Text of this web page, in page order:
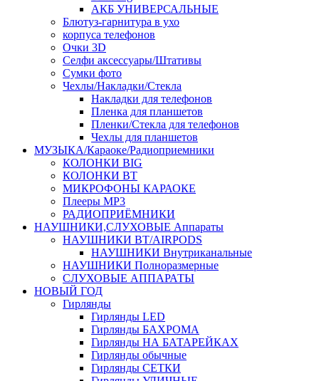
АКБ УНИВЕРСАЛЬНЫЕ
Блютуз-гарнитура в ухо
корпуса телефонов
Очки 3D
Селфи аксессуары/Штативы
Сумки фото
Чехлы/Накладки/Стекла
Накладки для телефонов
Пленка для планшетов
Пленки/Стекла для телефонов
Чехлы для планшетов
МУЗЫКА/Караоке/Радиоприемники
КОЛОНКИ BIG
КОЛОНКИ BT
МИКРОФОНЫ КАРАОКЕ
Плееры MP3
РАДИОПРИЁМНИКИ
НАУШНИКИ,СЛУХОВЫЕ Аппараты
НАУШНИКИ BT/AIRPODS
НАУШНИКИ Внутриканальные
НАУШНИКИ Полноразмерные
СЛУХОВЫЕ АППАРАТЫ
НОВЫЙ ГОД
Гирлянды
Гирлянды LED
Гирлянды БАХРОМА
Гирлянды НА БАТАРЕЙКАХ
Гирлянды обычные
Гирлянды СЕТКИ